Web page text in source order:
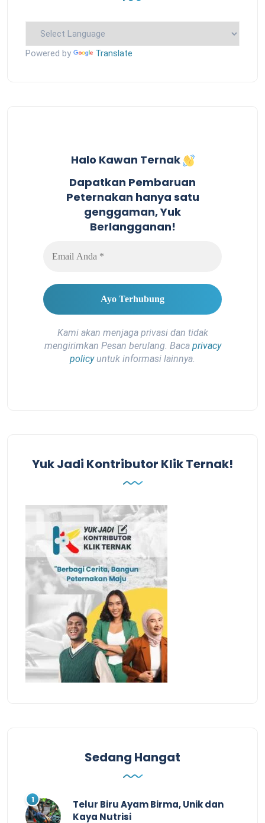
Powered by Translate
Halo Kawan Ternak
Dapatkan Pembaruan
Peternakan hanya satu
genggaman, Yuk
Berlangganan!
Kami akan menjaga privasi dan tidak
mengirimkan Pesan berulang. Baca privacy
policyuntuk informasi lainnya.
Yuk Jadi Kontributor Klik Ternak!
Sedang Hangat
Telur Biru Ayam Birma, Unik dan
Kaya Nutrisi